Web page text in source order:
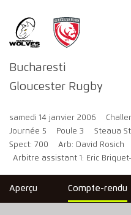
Bucharesti
Gloucester Rugby
samedi 14 janvier 2006
Journée 5
Poule 3
Steaua
Spect: 700
Arb: David Rosich
Arbitre assistant 1: Eric
Aperçu Compte-rendu